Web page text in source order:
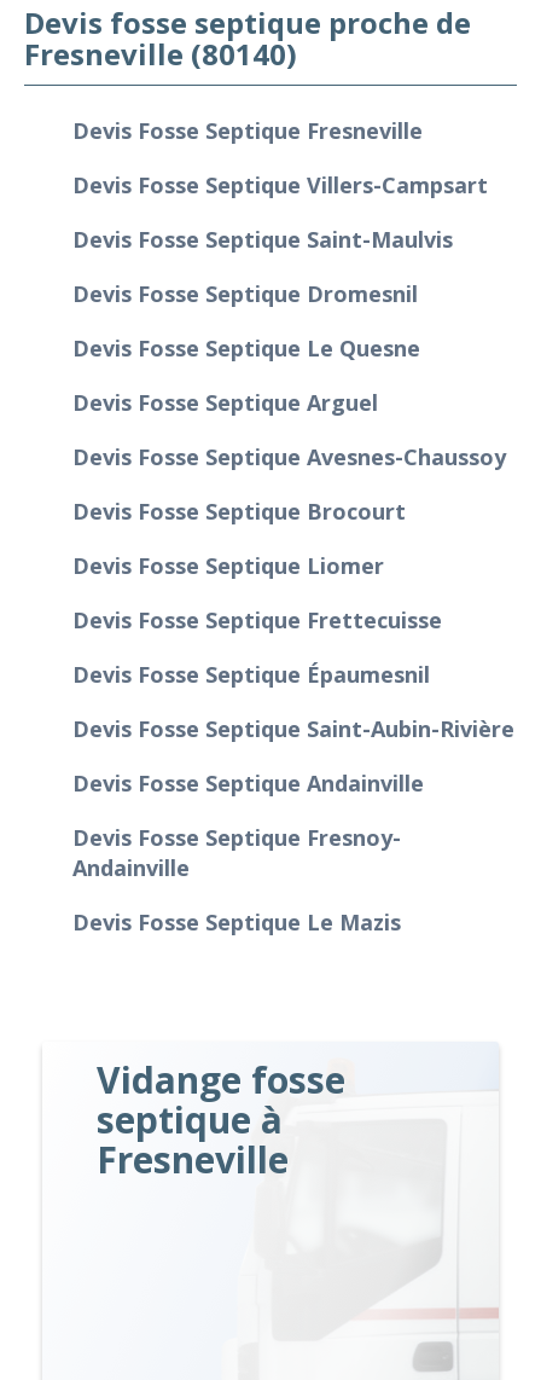
Devis fosse septique proche de
Fresneville (80140)
Devis Fosse Septique Fresneville
Devis Fosse Septique Villers-Campsart
Devis Fosse Septique Saint-Maulvis
Devis Fosse Septique Dromesnil
Devis Fosse Septique Le Quesne
Devis Fosse Septique Arguel
Devis Fosse Septique Avesnes-Chaussoy
Devis Fosse Septique Brocourt
Devis Fosse Septique Liomer
Devis Fosse Septique Frettecuisse
Devis Fosse Septique Épaumesnil
Devis Fosse Septique Saint-Aubin-Rivière
Devis Fosse Septique Andainville
Devis Fosse Septique Fresnoy-
Andainville
Devis Fosse Septique Le Mazis
Vidange fosse
septique à
Fresneville